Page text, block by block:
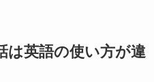
は英語の使い方が違